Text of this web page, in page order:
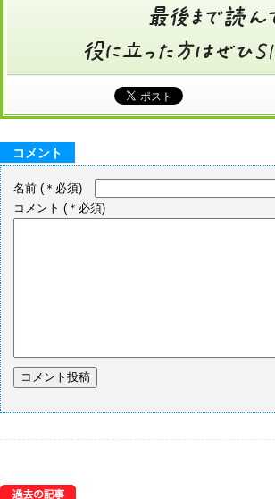
コメント
名前 (＊必須)
コメント (＊必須)